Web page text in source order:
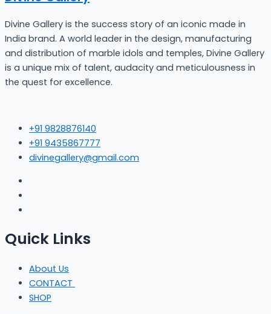
Divine Gallery is the success story of an iconic made in
India brand. A world leader in the design, manufacturing
and distribution of marble idols and temples, Divine Gallery
is a unique mix of talent, audacity and meticulousness in
the quest for excellence.
+91 9828876140
+91 9435867777
divinegallery@gmail.com
Quick Links
About Us
CONTACT
SHOP